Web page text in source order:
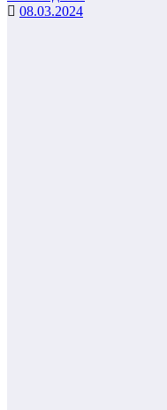
08.03.2024